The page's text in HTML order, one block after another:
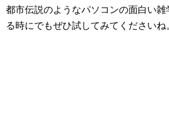
都市伝説のようなパソコンの面白い
る時にでもぜひ試してみてくださいね。